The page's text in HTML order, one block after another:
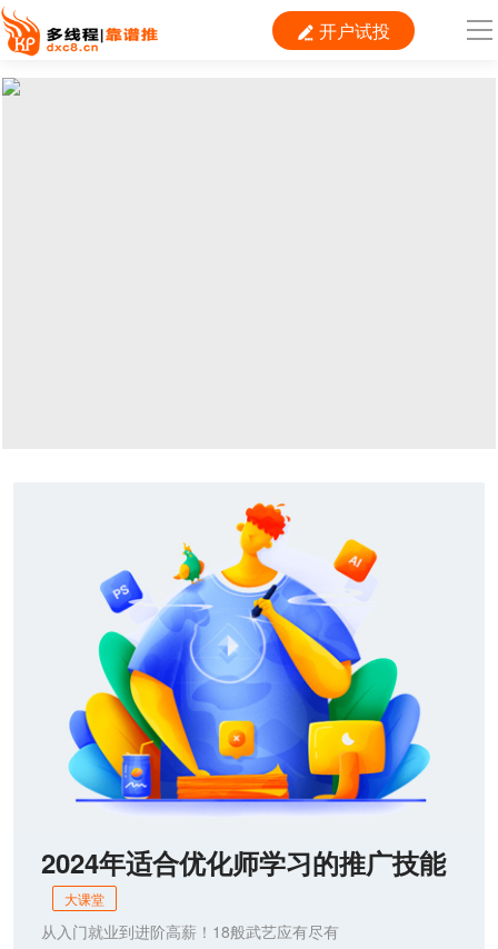
 开户试投
导
联系我们
2024年适合优化师学习的推广技能
大课堂
从入门就业到进阶高薪！18般武艺应有尽有